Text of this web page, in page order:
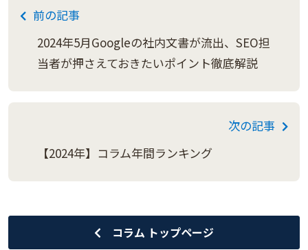
前の記事
2024年5月Googleの社内文書が流出、SEO担
当者が押さえておきたいポイント徹底解説
次の記事
【2024年】コラム年間ランキング
コラム トップページ